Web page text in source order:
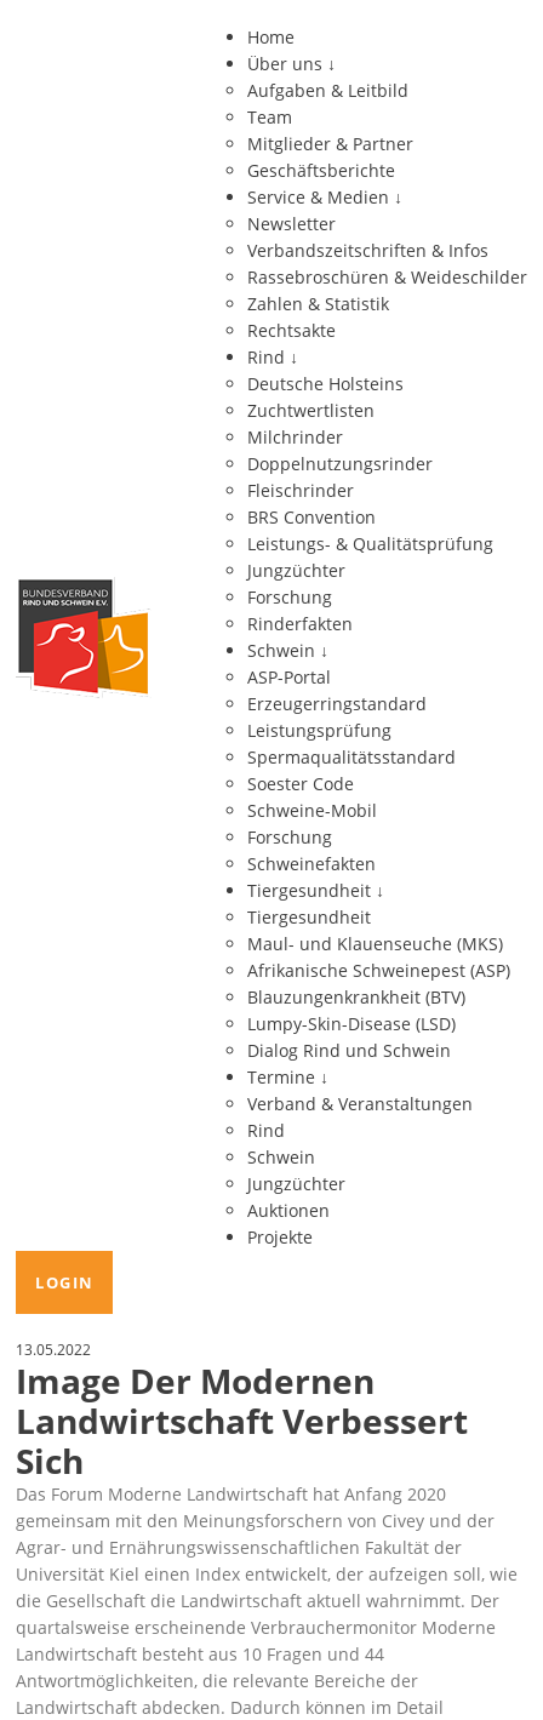
Home
Über uns ↓
Aufgaben & Leitbild
Team
Mitglieder & Partner
Geschäftsberichte
Service & Medien ↓
Newsletter
Verbandszeitschriften & Infos
Rassebroschüren & Weideschilder
Zahlen & Statistik
Rechtsakte
Rind ↓
Deutsche Holsteins
Zuchtwertlisten
Milchrinder
Doppelnutzungsrinder
Fleischrinder
BRS Convention
Leistungs- & Qualitätsprüfung
Jungzüchter
Forschung
Rinderfakten
Schwein ↓
ASP-Portal
Erzeugerringstandard
Leistungsprüfung
Spermaqualitätsstandard
Soester Code
Schweine-Mobil
Forschung
Schweinefakten
Tiergesundheit ↓
Tiergesundheit
Maul- und Klauenseuche (MKS)
Afrikanische Schweinepest (ASP)
Blauzungenkrankheit (BTV)
Lumpy-Skin-Disease (LSD)
Dialog Rind und Schwein
Termine ↓
Verband & Veranstaltungen
Rind
Schwein
Jungzüchter
Auktionen
Projekte
LOGIN
13.05.2022
Image Der Modernen
Landwirtschaft Verbessert
Sich
Das Forum Moderne Landwirtschaft hat Anfang 2020
gemeinsam mit den Meinungsforschern von Civey und der
Agrar- und Ernährungswissenschaftlichen Fakultät der
Universität Kiel einen Index entwickelt, der aufzeigen soll, wie
die Gesellschaft die Landwirtschaft aktuell wahrnimmt. Der
quartalsweise erscheinende Verbrauchermonitor Moderne
Landwirtschaft besteht aus 10 Fragen und 44
Antwortmöglichkeiten, die relevante Bereiche der
Landwirtschaft abdecken. Dadurch können im Detail